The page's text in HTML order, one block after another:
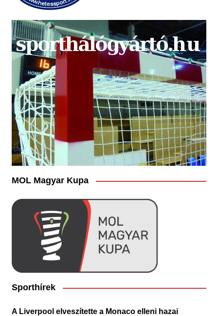
MOL Magyar Kupa
Sporthírek
A Liverpool elveszítette a Monaco elleni hazai